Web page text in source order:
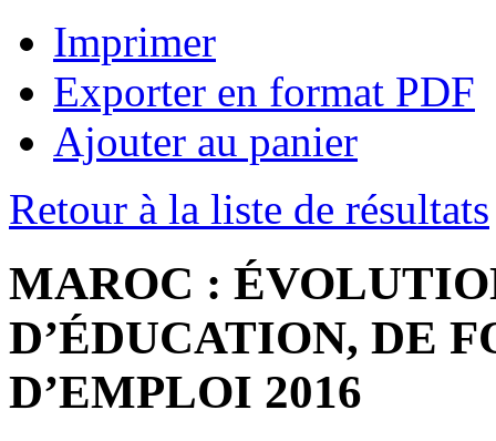
Imprimer
Exporter en format PDF
Ajouter au panier
Retour à la liste de résultats
MAROC :
D’ÉDUCATION, DE
D’EMPLOI 2016